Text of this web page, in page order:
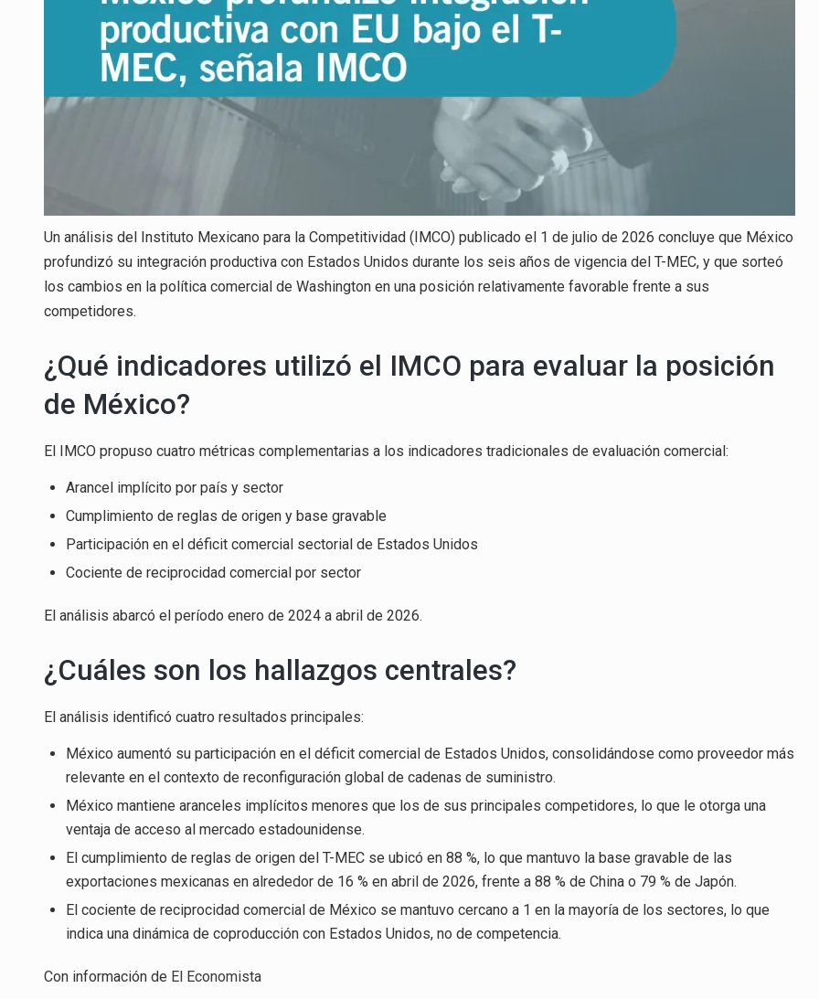
Un análisis del Instituto Mexicano para la Competitividad (IMCO) publicado el 1 de julio de 2026 concluye que México
profundizó su integración productiva con Estados Unidos durante los seis años de vigencia del T-MEC, y que sorteó
los cambios en la política comercial de Washington en una posición relativamente favorable frente a sus
competidores.
¿Qué indicadores utilizó el IMCO para evaluar la posición
de México?
El IMCO propuso cuatro métricas complementarias a los indicadores tradicionales de evaluación comercial:
Arancel implícito por país y sector
Cumplimiento de reglas de origen y base gravable
Participación en el déficit comercial sectorial de Estados Unidos
Cociente de reciprocidad comercial por sector
El análisis abarcó el período enero de 2024 a abril de 2026.
¿Cuáles son los hallazgos centrales?
El análisis identificó cuatro resultados principales:
México aumentó su participación en el déficit comercial de Estados Unidos, consolidándose como proveedor más
relevante en el contexto de reconfiguración global de cadenas de suministro.
México mantiene aranceles implícitos menores que los de sus principales competidores, lo que le otorga una
ventaja de acceso al mercado estadounidense.
El cumplimiento de reglas de origen del T-MEC se ubicó en 88 %, lo que mantuvo la base gravable de las
exportaciones mexicanas en alrededor de 16 % en abril de 2026, frente a 88 % de China o 79 % de Japón.
El cociente de reciprocidad comercial de México se mantuvo cercano a 1 en la mayoría de los sectores, lo que
indica una dinámica de coproducción con Estados Unidos, no de competencia.
Con información de El Economista